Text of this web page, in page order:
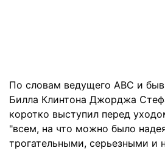
По словам ведущего ABC и
Билла Клинтона Джорджа
коротко выступил перед
"всем, на что можно было
трогательными, серьезными и